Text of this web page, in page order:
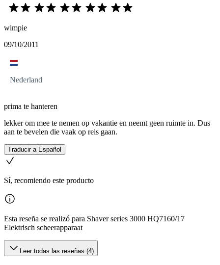
wimpie
09/10/2011
Nederland
prima te hanteren
lekker om mee te nemen op vakantie en neemt geen ruimte in. Dus
aan te bevelen die vaak op reis gaan.
Traducir a Español
Sí, recomiendo este producto
Esta reseña se realizó para Shaver series 3000 HQ7160/17
Elektrisch scheerapparaat
Leer todas las reseñas (4)